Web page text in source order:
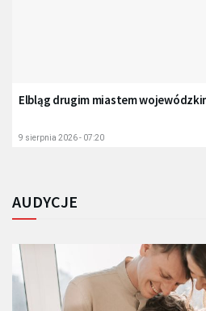
Elbląg drugim miastem
9 sierpnia 2026 - 07:20
AUDYCJE